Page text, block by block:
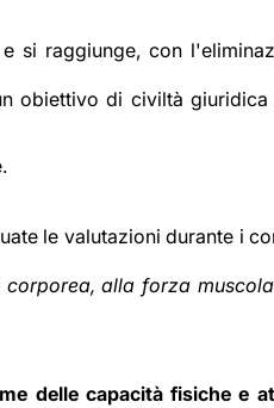
si raggiunge, con
obiettivo di civiltà
le valutazioni durante i
alla forza
delle capacità fisiche e